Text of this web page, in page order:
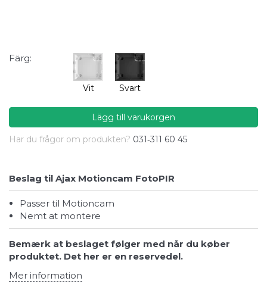
Färg:
Vit Svart
Lägg till varukorgen
Har du frågor om produkten? 031‑311 60 45
Beslag til Ajax Motioncam FotoPIR
Passer til Motioncam
Nemt at montere
Bemærk at beslaget følger med når du køber
produktet. Det her er en reservedel.
Mer information